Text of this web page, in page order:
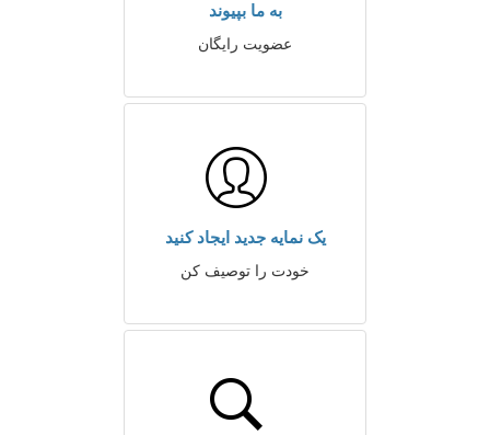
به ما بپیوند
عضویت رایگان
یک نمایه جدید ایجاد کنید
خودت را توصیف کن